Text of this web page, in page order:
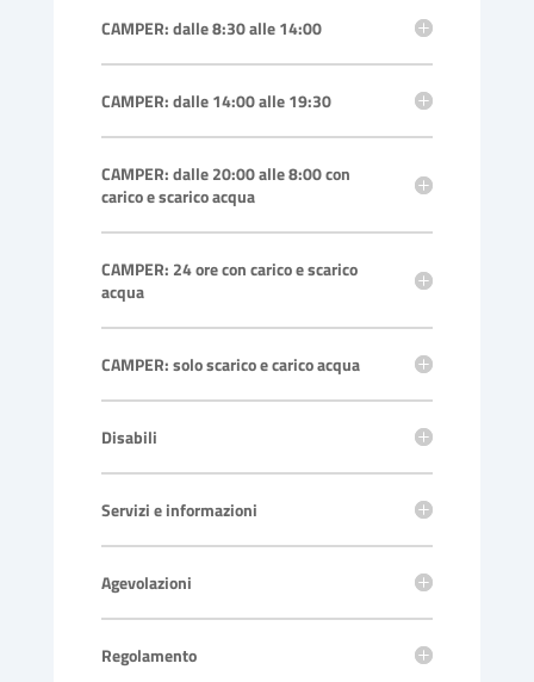
CAMPER: dalle 8:30 alle 14:00
CAMPER: dalle 14:00 alle 19:30
CAMPER: dalle 20:00 alle 8:00 con
carico e scarico acqua
CAMPER: 24 ore con carico e scarico
acqua
CAMPER: solo scarico e carico acqua
Disabili
Servizi e informazioni
Agevolazioni
Regolamento